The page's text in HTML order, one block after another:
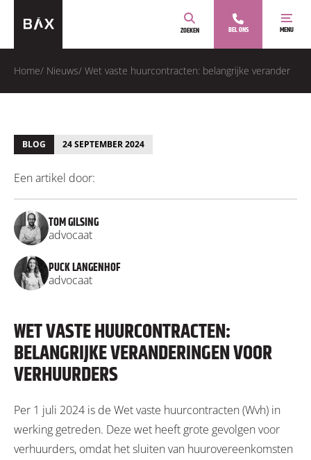
ZOEKEN BEL ONS MENU
Home/ Nieuws/ Wet vaste huurcontracten: belangrijke veranderingen voor verhuurders
BLOG 24 SEPTEMBER 2024
Een artikel door:
TOM GILSING
advocaat
PUCK LANGENHOF
advocaat
WET VASTE HUURCONTRACTEN:
BELANGRIJKE VERANDERINGEN VOOR
VERHUURDERS
Per 1 juli 2024 is de Wet vaste huurcontracten (Wvh) in
werking getreden. Deze wet heeft grote gevolgen voor
verhuurders, omdat het sluiten van huurovereenkomsten